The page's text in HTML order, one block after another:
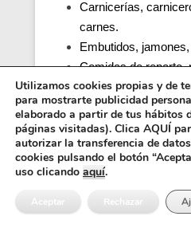
Carnicerías,
carnes.
Embutidos,
Comidas de reparto,
Productos de café.
Cocinas de
escolares,
Cocinas y
ancianos (tercera
penitenciarias.
Utilizamos cookies propias y de
para mostrarte publicidad
elaborado a partir de tus hábitos
páginas visitadas). Clica AQUÍ
autorizar la transferencia de
cookies pulsando el botón
uso clicando aquí.
Aceptar Rechazar